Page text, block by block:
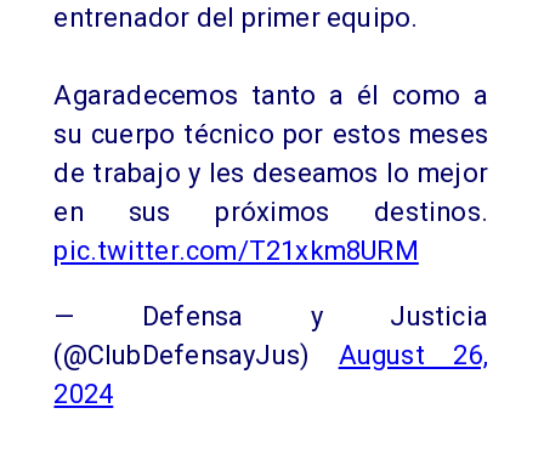
entrenador del primer equipo.
Agaradecemos tanto a él como a
su cuerpo técnico por estos meses
de trabajo y les deseamos lo mejor
en sus próximos destinos.
pic.twitter.com/T21xkm8URM
— Defensa y Justicia
(@ClubDefensayJus) August 26,
2024